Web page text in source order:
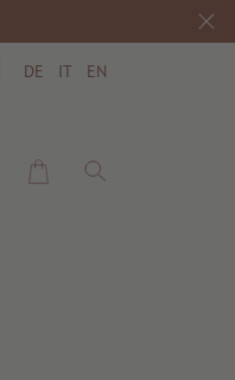
DE IT EN
search